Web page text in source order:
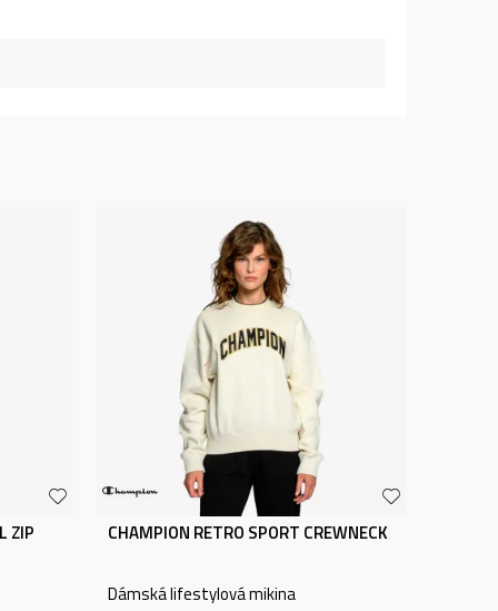
ZIP CHAMPION RETRO SPORT CREWNECK
Dámská lifestylová mikina